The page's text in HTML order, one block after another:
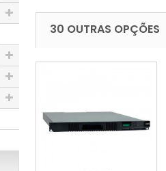
30 OUTRAS OPÇÕES